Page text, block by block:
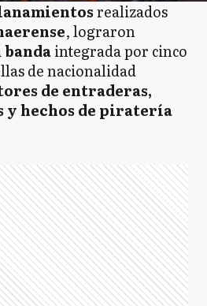
realizados
, lograron
bandaintegrada por cinco
de nacionalidad
de entraderas,
y hechos de piratería